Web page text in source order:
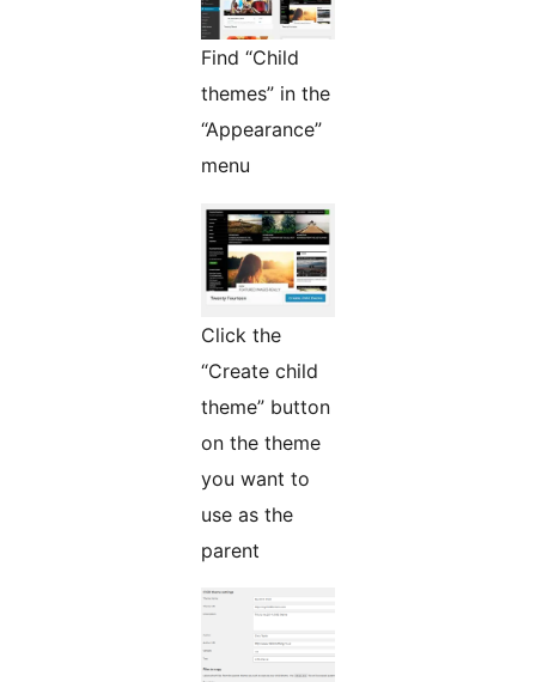
Find “Child
themes” in the
“Appearance”
menu
Click the
“Create child
theme” button
on the theme
you want to
use as the
parent